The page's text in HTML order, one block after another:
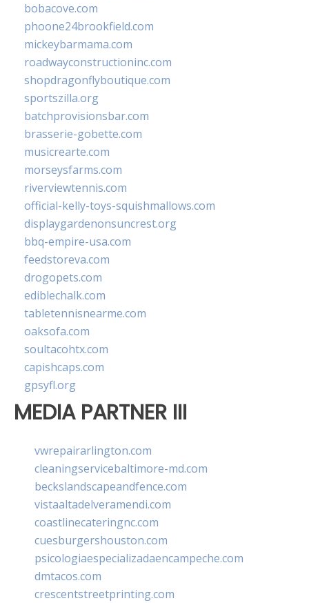
bobacove.com
phoone24brookfield.com
mickeybarmama.com
roadwayconstructioninc.com
shopdragonflyboutique.com
sportszilla.org
batchprovisionsbar.com
brasserie-gobette.com
musicrearte.com
morseysfarms.com
riverviewtennis.com
official-kelly-toys-squishmallows.com
displaygardenonsuncrest.org
bbq-empire-usa.com
feedstoreva.com
drogopets.com
ediblechalk.com
tabletennisnearme.com
oaksofa.com
soultacohtx.com
capishcaps.com
gpsyfl.org
MEDIA PARTNER III
vwrepairarlington.com
cleaningservicebaltimore-md.com
beckslandscapeandfence.com
vistaaltadelveramendi.com
coastlinecateringnc.com
cuesburgershouston.com
psicologiaespecializadaencampeche.com
dmtacos.com
crescentstreetprinting.com